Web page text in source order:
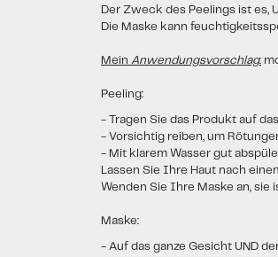
Der Zweck des Peelings ist es,
Die Maske kann
Mein Anwendungsvorschlag:
Peeling:
- Tragen Sie das Produkt auf
- Vorsichtig reiben, um
- Mit klarem Wasser gut
Lassen Sie Ihre Haut nach
Wenden Sie Ihre Maske an,
Maske:
- Auf das ganze Gesicht UND